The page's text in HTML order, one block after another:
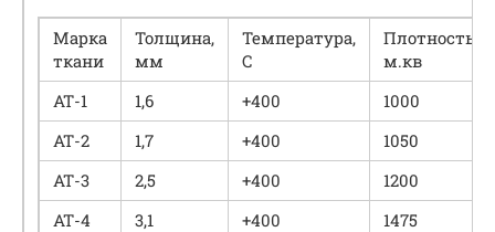
Марка
ткани
Толщина,
мм
Температура,
С
Плотность,г/
м.кв
АТ-1
1,6 +400
1000
АТ-2
1,7 +400
1050
АТ-3
2,5 +400
1200
АТ-4
3,1 +400
1475